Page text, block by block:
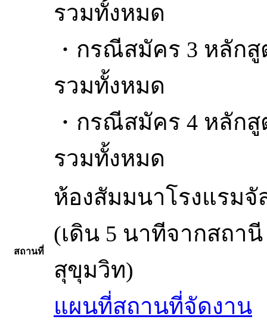
รวมทั้งหมด
・กรณีสมัคร 3 หลัก
รวมทั้งหมด
・กรณีสมัคร 4 หลัก
รวมทั้งหมด
สถานที่
ห้องสัมมนาโรงแรม
(เดิน 5 นาทีจากสถา
สุขุมวิท)
แผนที่สถานที่จัดงาน